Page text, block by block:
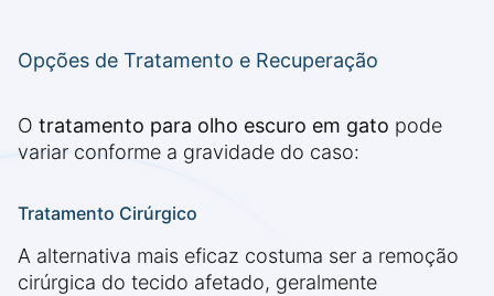
Opções de Tratamento e Recuperação
O tratamento para olho escuro em gato pode
variar conforme a gravidade do caso:
Tratamento Cirúrgico
A alternativa mais eficaz costuma ser a remoção
cirúrgica do tecido afetado, geralmente